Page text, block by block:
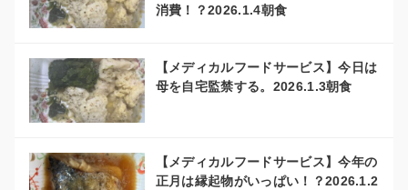
消費！？2026.1.4朝食
【メディカルフードサービス】今日は
母を自宅監禁する。2026.1.3朝食
【メディカルフードサービス】今年の
正月は縁起物がいっぱい！？2026.1.2